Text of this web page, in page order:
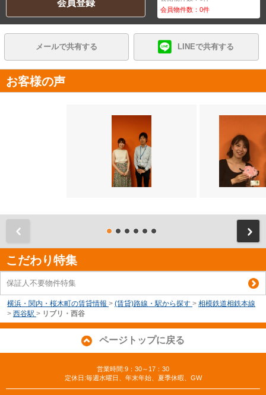
会員登録
会員物件数：0件
メールで共有する LINEで共有する
お客様の声
こだわり特集
保証人不要物件特集
横浜・関内・桜木町の賃貸情報 > (賃貸)路線・駅から探す > 相模鉄道相鉄本線
> 西谷駅 > リブリ・西谷
ページトップに戻る
営業時間:9：30～17：30
定休日:毎週水曜日、年末年始、夏季休暇、GW